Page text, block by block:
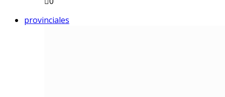
provinciales